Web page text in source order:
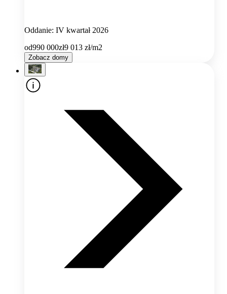
Oddanie: IV kwartał 2026
od990 000zł9 013 zł/m2
Zobacz domy